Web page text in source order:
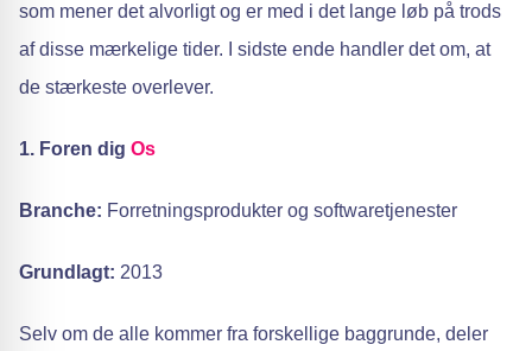
som mener det alvorligt og er med i det lange løb på trods
af disse mærkelige tider. I sidste ende handler det om, at
de stærkeste overlever.
1. Foren dig Os
Branche: Forretningsprodukter og softwaretjenester
Grundlagt: 2013
Selv om de alle kommer fra forskellige baggrunde, deler